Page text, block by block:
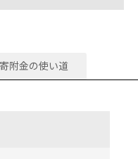
寄附金の使い道